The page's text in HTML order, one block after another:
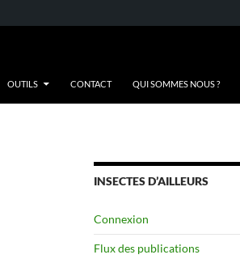
OUTILS CONTACT QUI SOMMES NOUS ?
INSECTES D’AILLEURS
Connexion
Flux des publications